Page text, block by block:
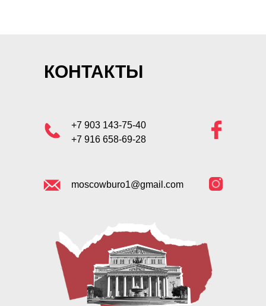
КОНТАКТЫ
+7 903 143-75-40
+7 916 658-69-28
moscowburo1@gmail.com